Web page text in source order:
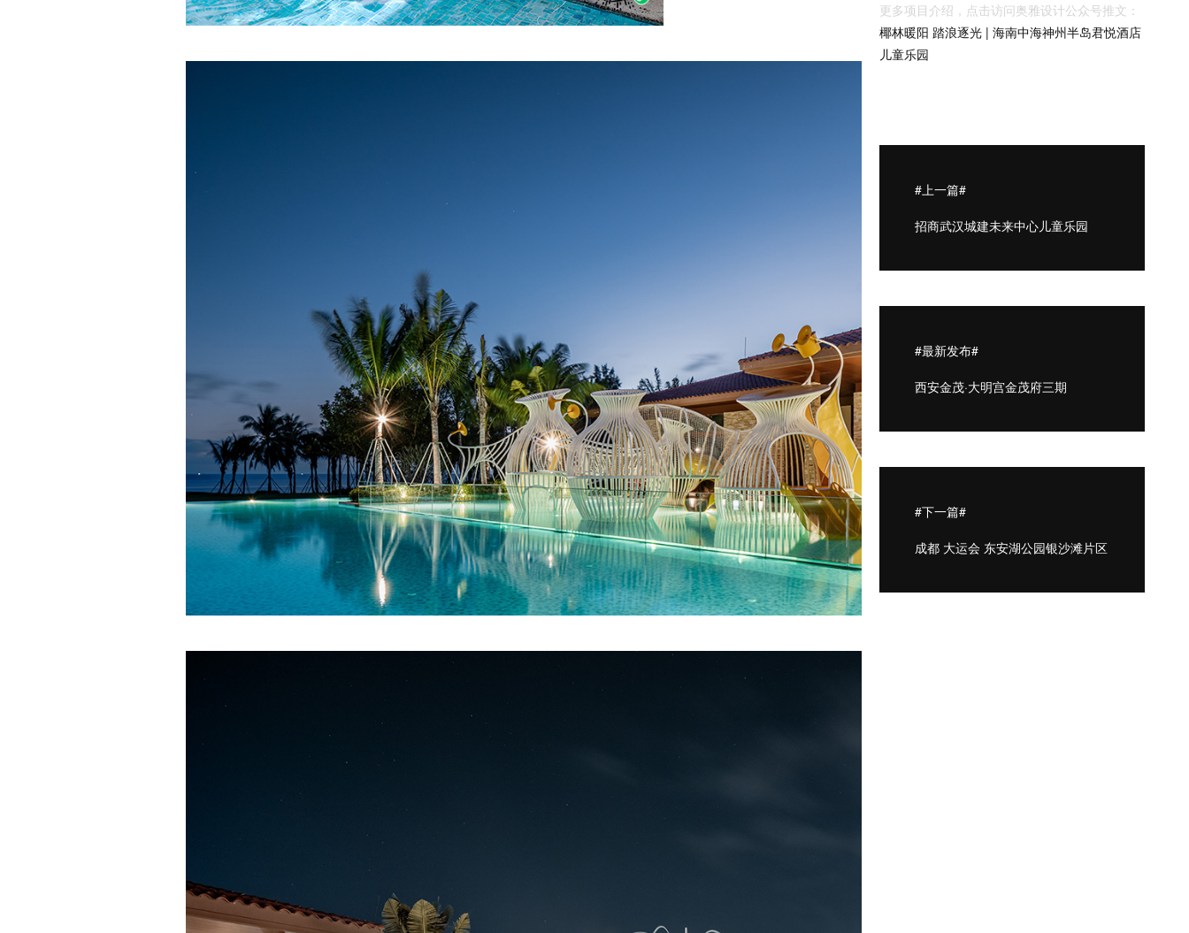
更多项目介绍，点击访问奥雅设计公众号推文：
椰林暖阳 踏浪逐光 | 海南中海神州半岛君悦酒店
儿童乐园
#上一篇#
招商武汉城建未来中心儿童乐园
#最新发布#
西安金茂·大明宫金茂府三期
#下一篇#
成都 大运会 东安湖公园银沙滩片区